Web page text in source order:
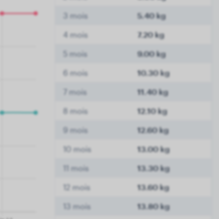
3 mois 5.40 kg
4 mois 7.20 kg
5 mois 9.00 kg
6 mois 10.30 kg
7 mois 11.40 kg
8 mois 12.10 kg
9 mois 12.60 kg
10 mois 13.00 kg
11 mois 13.30 kg
12 mois 13.60 kg
13 mois 13.80 kg